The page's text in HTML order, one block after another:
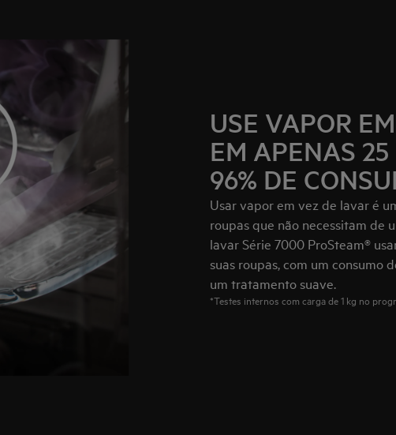
USE VAPOR
EM APENAS
96% DE
Usar vapor em vez de lavar é
roupas que não necessitam de
lavar Série 7000 ProSteam®
suas roupas, com um consumo
um tratamento suave.
*Testes internos com carga de 1 kg no